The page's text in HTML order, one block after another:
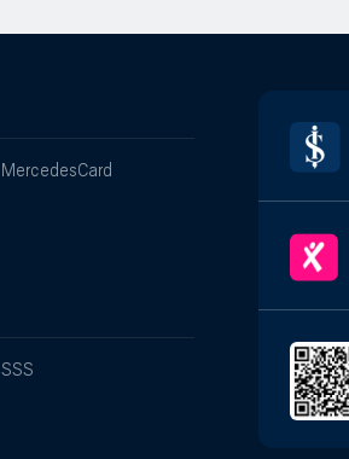
MercedesCard
SSS